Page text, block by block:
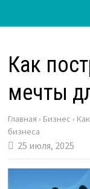
Как
мечты
Главная › Бизнес ›
бизнеса
25 июля, 2025